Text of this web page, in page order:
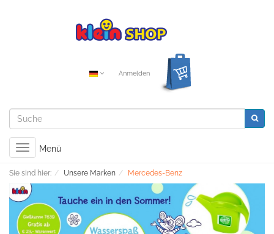
Anmelden
Toggle
navigation
Menü
Sie sind hier: Unsere Marken Mercedes-Benz